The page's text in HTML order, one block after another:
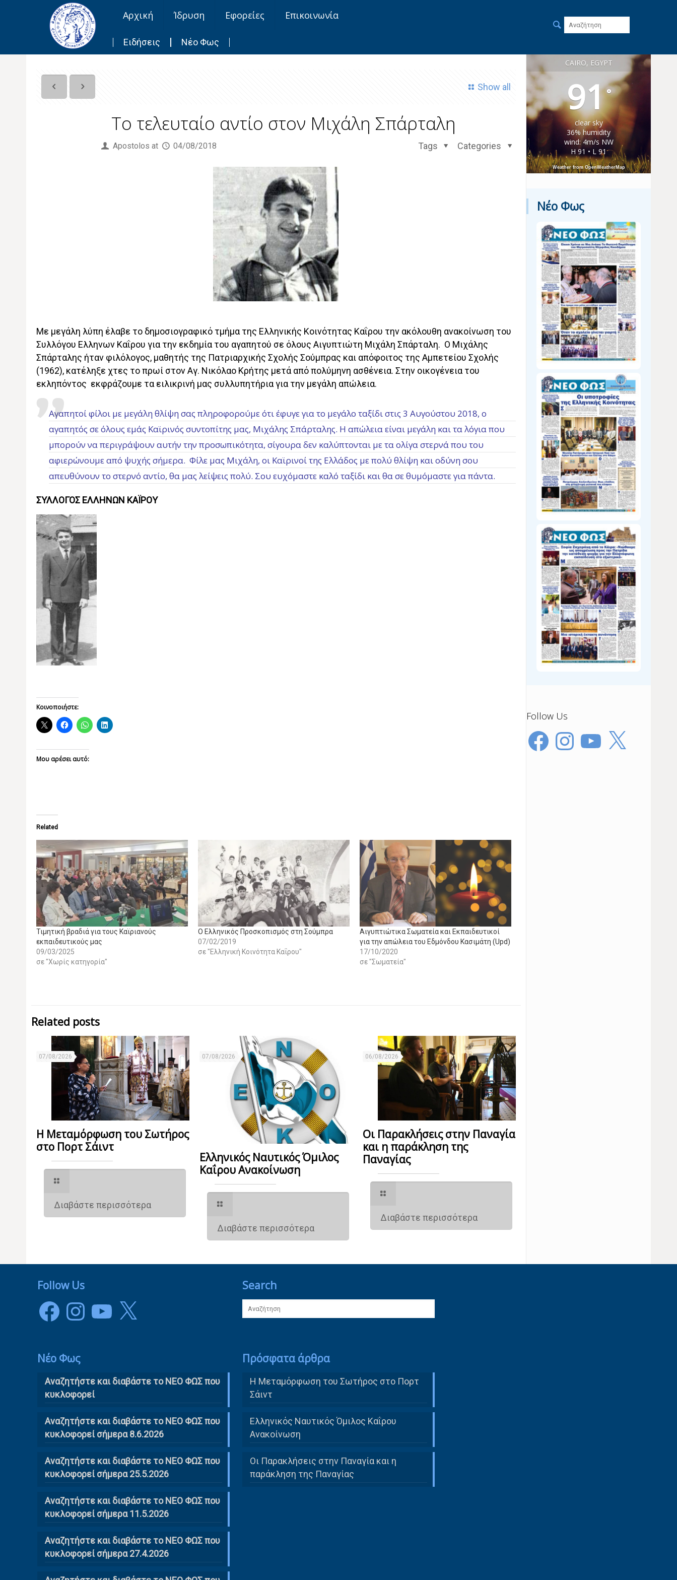
Αρχική Ίδρυση Εφορείες Επικοινωνία
Ειδήσεις Νέο Φως
Show all
Το τελευταίο αντίο στον Μιχάλη Σπάρταλη
Apostolos at 04/08/2018 Categories
Tags
Με μεγάλη λύπη έλαβε το δημοσιογραφικό τμήμα της Ελληνικής Κοινότητας Καΐρου την ακόλουθη ανακοίνωση του
Συλλόγου Ελληνων Καΐρου για την εκδημία του αγαπητού σε όλους Αιγυπτιώτη Μιχάλη Σπάρταλη. Ο Μιχάλης
Σπάρταλης ήταν φιλόλογος, μαθητής της Πατριαρχικής Σχολής Σούμπρας και απόφοιτος της Αμπετείου Σχολής
(1962), κατέληξε χτες το πρωί στον Αγ. Νικόλαο Κρήτης μετά από πολύμηνη ασθένεια. Στην οικογένεια του
εκληπόντος εκφράζουμε τα ειλικρινή μας συλλυπητήρια για την μεγάλη απώλεια.
Αγαπητοί φίλοι με μεγάλη θλίψη σας πληροφορούμε ότι έφυγε για το μεγάλο ταξίδι στις 3 Αυγούστου 2018, ο
αγαπητός σε όλους εμάς Καϊρινός συντοπίτης μας, Μιχάλης Σπάρταλης. Η απώλεια είναι μεγάλη και τα λόγια που
μπορούν να περιγράψουν αυτήν την προσωπικότητα, σίγουρα δεν καλύπτονται με τα ολίγα στερνά που του
αφιερώνουμε από ψυχής σήμερα. Φίλε μας Μιχάλη, οι Καϊρινοί της Ελλάδος με πολύ θλίψη και οδύνη σου
απευθύνουν το στερνό αντίο, θα μας λείψεις πολύ. Σου ευχόμαστε καλό ταξίδι και θα σε θυμόμαστε για πάντα.
ΣΥΛΛΟΓΟΣ ΕΛΛΗΝΩΝ ΚΑΪΡΟΥ
Κοινοποιήστε:
Μου αρέσει αυτό:
Related
Τιμητική βραδιά για τους Καϊριανούς
εκπαιδευτικούς μας
09/03/2025
σε "Χωρίς κατηγορία"
Ο Ελληνικός Προσκοπισμός στη Σούμπρα
07/02/2019
σε "Ελληνική Κοινότητα Καΐρου"
Αιγυπτιώτικα Σωματεία και Εκπαιδευτικοί
για την απώλεια του Εδμόνδου Κασιμάτη (Upd)
17/10/2020
σε "Σωματεία"
Related posts
07/08/2026
Η Μεταμόρφωση του Σωτήρος
στο Πορτ Σάιντ
Διαβάστε περισσότερα
07/08/2026
Ελληνικός Ναυτικός Όμιλος
Καΐρου Ανακοίνωση
Διαβάστε περισσότερα
06/08/2026
Οι Παρακλήσεις στην Παναγία
και η παράκληση της
Παναγίας
Διαβάστε περισσότερα
CAIRO, EGYPT
91°
clear sky
36% humidity
wind: 4m/s NW
H 91 • L 91
Weather from OpenWeatherMap
Νέο Φως
Follow Us
FacebookInstagramYouTube
X
Follow Us
FacebookInstagramYouTube
X
Νέο Φως
Αναζητήστε και διαβάστε το NΕΟ ΦΩΣ που
κυκλοφορεί
Αναζητήστε και διαβάστε το ΝΕΟ ΦΩΣ που
κυκλοφορεί σήμερα 8.6.2026
Αναζητήστε και διαβάστε το ΝΕΟ ΦΩΣ που
κυκλοφορεί σήμερα 25.5.2026
Αναζητήστε και διαβάστε το ΝΕΟ ΦΩΣ που
κυκλοφορεί σήμερα 11.5.2026
Αναζητήστε και διαβάστε το ΝΕΟ ΦΩΣ που
κυκλοφορεί σήμερα 27.4.2026
Search
Πρόσφατα άρθρα
Η Μεταμόρφωση του Σωτήρος στο Πορτ
Σάιντ
Ελληνικός Ναυτικός Όμιλος Καΐρου
Ανακοίνωση
Οι Παρακλήσεις στην Παναγία και η
παράκληση της Παναγίας